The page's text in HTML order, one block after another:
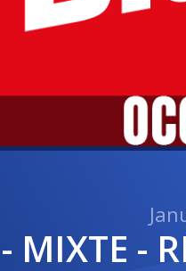
- MIXTE -